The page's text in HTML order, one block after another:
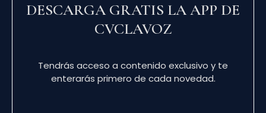
DESCARGA GRATIS LA APP DE
CVCLAVOZ
Tendrás acceso a contenido exclusivo y te
enterarás primero de cada novedad.